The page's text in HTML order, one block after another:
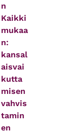
n
Kaikki
mukaa
n:
kansal
aisvai
kutta
misen
vahvis
tamin
en